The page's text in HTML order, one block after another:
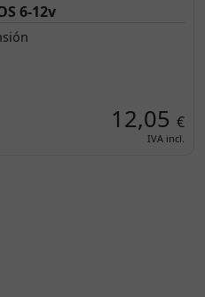
6-12v
12,05 €
IVA incl.